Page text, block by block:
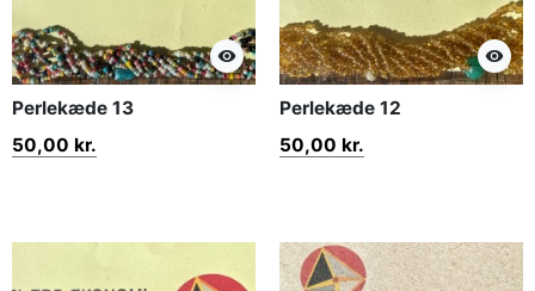
visibility
Perlekæde 13
50,00 kr.
visibility
Perlekæde 12
50,00 kr.